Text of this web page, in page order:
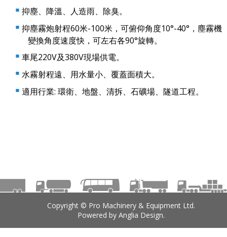
抑塵、降溫、人造雨、除臭。
抑塵霧炮射程60米-100米，可俯仰角度10°-40°，塵霧機
變換角度速度快，可左右各90°旋轉。
車尾220V及380V現場供電。
水霧射程遠、用水量小、覆蓋面積大。
適用行業: 環衛、地盤、清拆、石礦場、隧道工程。
Copyright © Pro Machinery & Equipment Ltd.
Powered by Anglia Design.